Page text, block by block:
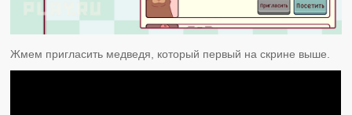
Жмем пригласить медведя, который первый на скрине выше.